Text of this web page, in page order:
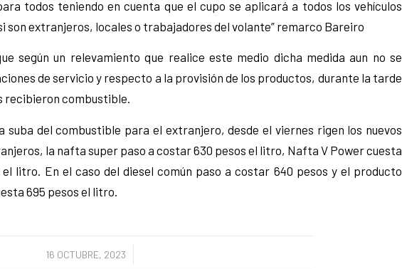
todos teniendo en cuenta que el cupo se aplicará a todos los vehículos
son extranjeros, locales o trabajadores del volante” remarco Bareiro
según un relevamiento que realice este medio dicha medida aun no se
de servicio y respecto a la provisión de los productos, durante la tarde
recibieron combustible.
suba del combustible para el extranjero, desde el viernes rigen los nuevos
la nafta super paso a costar 630 pesos el litro, Nafta V Power cuesta
litro. En el caso del diesel común paso a costar 640 pesos y el producto
695 pesos el litro.
16 OCTUBRE, 2023
/